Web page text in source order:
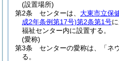
(設置場所)
第2条
センターは、 大東市立保
成2年条例第17号)第2条第1号
福祉センター内に設置する。
(愛称)
第3条
センターの愛称は、「ネ
る。